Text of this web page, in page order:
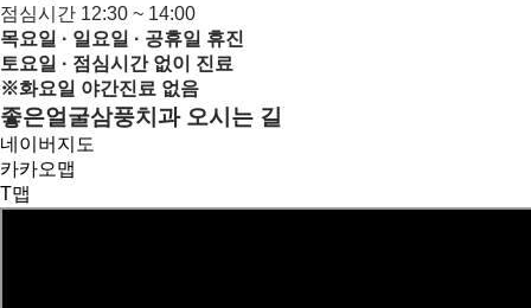
점심시간 12:30 ~ 14:00
목요일 · 일요일 · 공휴일 휴진
토요일 · 점심시간 없이 진료
※화요일 야간진료 없음
좋은얼굴삼풍치과 오시는 길
네이버지도
카카오맵
T맵